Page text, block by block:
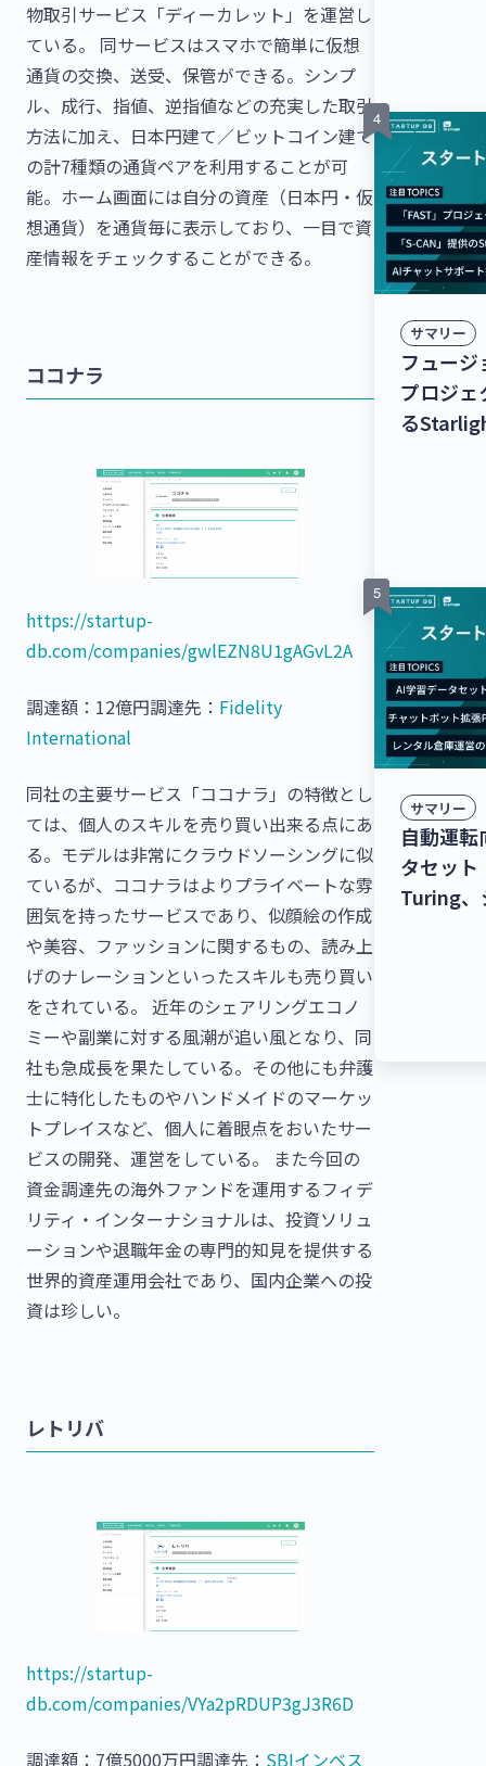
物取引サービス「ディーカレット」を運営し
ている。 同サービスはスマホで簡単に仮想
通貨の交換、送受、保管ができる。シンプ
ル、成行、指値、逆指値などの充実した取引
方法に加え、日本円建て／ビットコイン建て
の計7種類の通貨ペアを利用することが可
能。ホーム画面には自分の資産（日本円・仮
想通貨）を通貨毎に表示しており、一目で資
産情報をチェックすることができる。
ココナラ
https://startup-
db.com/companies/gwlEZN8U1gAGvL2A
調達額：12億円調達先： Fidelity
International
同社の主要サービス「ココナラ」の特徴とし
ては、個人のスキルを売り買い出来る点にあ
る。モデルは非常にクラウドソーシングに似
ているが、ココナラはよりプライベートな雰
囲気を持ったサービスであり、似顔絵の作成
や美容、ファッションに関するもの、読み上
げのナレーションといったスキルも売り買い
をされている。 近年のシェアリングエコノ
ミーや副業に対する風潮が追い風となり、同
社も急成長を果たしている。その他にも弁護
士に特化したものやハンドメイドのマーケッ
トプレイスなど、個人に着眼点をおいたサー
ビスの開発、運営をしている。 また今回の
資金調達先の海外ファンドを運用するフィデ
リティ・インターナショナルは、投資ソリュ
ーションや退職年金の専門的知見を提供する
世界的資産運用会社であり、国内企業への投
資は珍しい。
レトリバ
https://startup-
db.com/companies/VYa2pRDUP3gJ3R6D
調達額：7億5000万円調達先： SBIインベス
サマリー
フュー
プロジェ
る
トアップ
サマリー
自動運
タセット
Turing、